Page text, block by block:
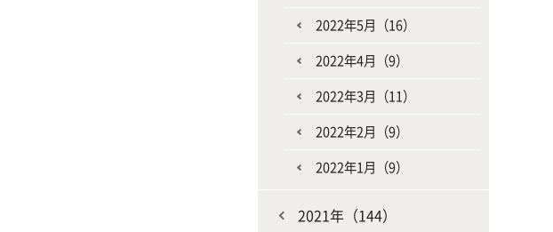
2022年5月（16）
2022年4月（9）
2022年3月（11）
2022年2月（9）
2022年1月（9）
2021年（144）